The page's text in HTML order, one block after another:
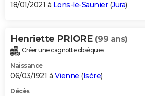
18/01/2021 à Lons-le-Saunier(Jura)
Henriette PRIORE (99 ans)
Créer une cagnotte obsèques
Naissance
06/03/1921 à Vienne (Isère)
Décès